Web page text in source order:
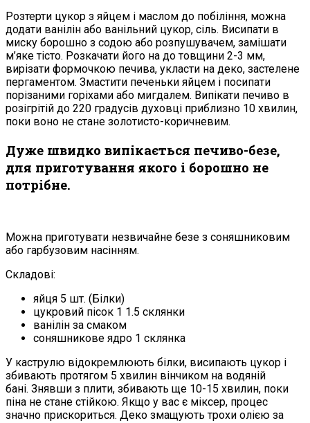
Розтерти цукор з яйцем і маслом до побіління, можна
додати ванілін або ванільний цукор, сіль. Висипати в
миску борошно з содою або розпушувачем, замішати
м’яке тісто. Розкачати його на до товщини 2-3 мм,
вирізати формочкою печива, укласти на деко, застелене
пергаментом. Змастити печеньки яйцем і посипати
порізаними горіхами або мигдалем. Випікати печиво в
розігрітій до 220 градусів духовці приблизно 10 хвилин,
поки воно не стане золотисто-коричневим.
Дуже швидко випікається печиво-безе,
для приготування якого і борошно не
потрібне.
Можна приготувати незвичайне безе з соняшниковим
або гарбузовим насінням.
Складові:
яйця 5 шт. (Білки)
цукровий пісок 1 1.5 склянки
ванілін за смаком
соняшникове ядро ​​1 склянка
У каструлю відокремлюють білки, висипають цукор і
збивають протягом 5 хвилин вінчиком на водяній
бані. Знявши з плити, збивають ще 10-15 хвилин, поки
піна не стане стійкою. Якщо у вас є міксер, процес
значно прискориться. Деко змащують трохи олією за